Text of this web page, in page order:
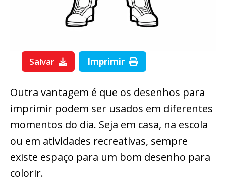
Salvar Imprimir
Outra vantagem é que os desenhos para
imprimir podem ser usados em diferentes
momentos do dia. Seja em casa, na escola
ou em atividades recreativas, sempre
existe espaço para um bom desenho para
colorir.